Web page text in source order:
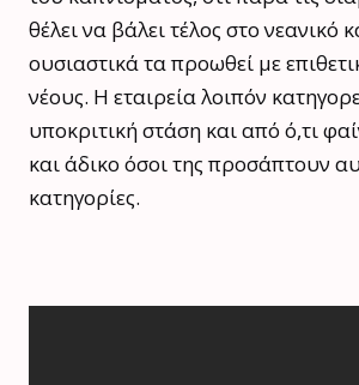
θέλει να βάλει τέλος στο νεανικό
ουσιαστικά τα προωθεί με
νέους. Η εταιρεία λοιπόν
υποκριτική στάση και από ό,τι
και άδικο όσοι της προσάπτουν
κατηγορίες.